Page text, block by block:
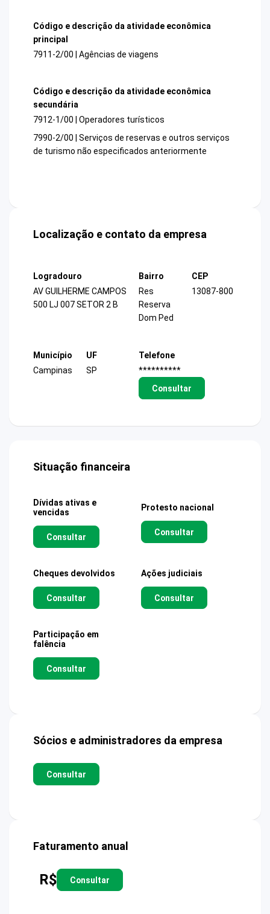
Código e descrição da atividade econômica
principal
7911-2/00 | Agências de viagens
Código e descrição da atividade econômica
secundária
7912-1/00 | Operadores turísticos
7990-2/00 | Serviços de reservas e outros serviços
de turismo não especificados anteriormente
Localização e contato da empresa
Logradouro
AV GUILHERME CAMPOS
500 LJ 007 SETOR 2 B
Bairro
Res
Reserva
Dom Ped
CEP
13087-800
Município
Campinas
UF
SP
Telefone
**********
Consultar
Situação financeira
Dívidas ativas e
vencidas
Consultar
Protesto nacional
Consultar
Cheques devolvidos
Consultar
Ações judiciais
Consultar
Participação em
falência
Consultar
Sócios e administradores da empresa
Consultar
Faturamento anual
R$ Consultar